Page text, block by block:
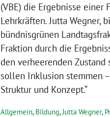
(VBE) die Ergebnisse einer
Lehrkräften. Jutta Wegner,
bündnisgrünen
Fraktion durch die
den verheerenden
sollen Inklusion stemmen
Struktur und Konzept.“
Allgemein, Bildung,Jutta Wegner,